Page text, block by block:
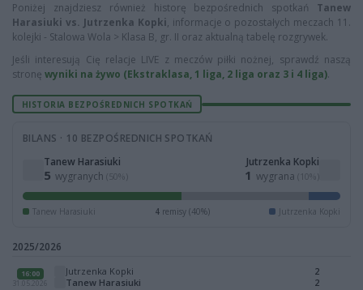
Poniżej znajdziesz również historę bezpośrednich spotkań Tanew
Harasiuki vs. Jutrzenka Kopki, informacje o pozostałych meczach 11.
kolejki - Stalowa Wola > Klasa B, gr. II oraz aktualną tabelę rozgrywek.
Jeśli interesują Cię relacje LIVE z meczów piłki nożnej, sprawdź naszą
stronę wyniki na żywo (Ekstraklasa, 1 liga, 2 liga oraz 3 i 4 liga).
HISTORIA BEZPOŚREDNICH SPOTKAŃ
BILANS · 10 BEZPOŚREDNICH SPOTKAŃ
Tanew Harasiuki
5 wygranych (50%)
Jutrzenka Kopki
1 wygrana (10%)
Tanew Harasiuki 4 remisy (40%) Jutrzenka Kopki
2025/2026
16:00
31.05.2026
Jutrzenka Kopki
Tanew Harasiuki
2
2